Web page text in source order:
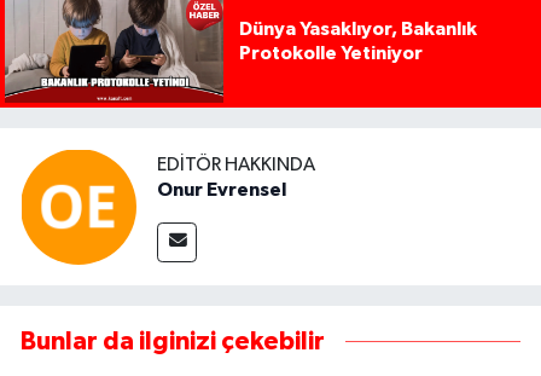
Dünya Yasaklıyor, Bakanlık
Protokolle Yetiniyor
EDITÖR HAKKINDA
Onur Evrensel
Bunlar da ilginizi çekebilir